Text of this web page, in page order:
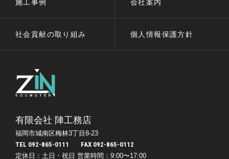
施工事例 会社案内
社会貢献の取り組み 個人情報保護方針
有限会社 陣工務店
福岡市城南区梅林3丁目8-23
TEL 092-865-0111
FAX 092-865-0112
定休日：土日・祝日 営業時間：9:00〜17:00